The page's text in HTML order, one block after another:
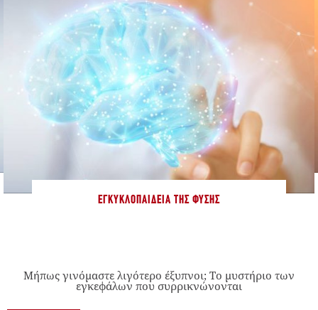
ΕΓΚΥΚΛΟΠΑΊΔΕΙΑ ΤΗΣ ΦΎΣΗΣ
Μήπως γινόμαστε λιγότερο έξυπνοι; Το μυστήριο των
εγκεφάλων που συρρικνώνονται